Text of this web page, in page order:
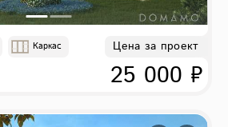
Каркас Цена за проект
25 000 ₽